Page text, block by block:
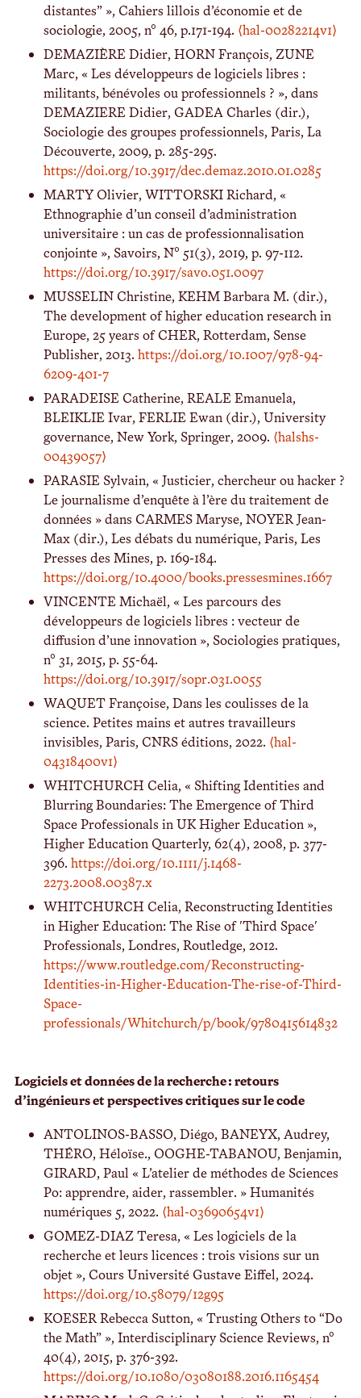
distantes” », Cahiers lillois d’économie et de
sociologie, 2005, n° 46, p.171-194. ⟨hal-00282214v1⟩
DEMAZIÈRE Didier, HORN François, ZUNE
Marc, « Les développeurs de logiciels libres :
militants, bénévoles ou professionnels ? », dans
DEMAZIERE Didier, GADEA Charles (dir.),
Sociologie des groupes professionnels, Paris, La
Découverte, 2009, p. 285-295.
https://doi.org/10.3917/dec.demaz.2010.01.0285
MARTY Olivier, WITTORSKI Richard, «
Ethnographie d’un conseil d’administration
universitaire : un cas de professionnalisation
conjointe », Savoirs, N° 51(3), 2019, p. 97-112.
https://doi.org/10.3917/savo.051.0097
MUSSELIN Christine, KEHM Barbara M. (dir.),
The development of higher education research in
Europe, 25 years of CHER, Rotterdam, Sense
Publisher, 2013. https://doi.org/10.1007/978-94-
6209-401-7
PARADEISE Catherine, REALE Emanuela,
BLEIKLIE Ivar, FERLIE Ewan (dir.), University
governance, New York, Springer, 2009. ⟨halshs-
00439057⟩
PARASIE Sylvain, « Justicier, chercheur ou hacker ?
Le journalisme d’enquête à l’ère du traitement de
données » dans CARMES Maryse, NOYER Jean-
Max (dir.), Les débats du numérique, Paris, Les
Presses des Mines, p. 169-184.
https://doi.org/10.4000/books.pressesmines.1667
VINCENTE Michaël, « Les parcours des
développeurs de logiciels libres : vecteur de
diffusion d’une innovation », Sociologies pratiques,
n° 31, 2015, p. 55-64.
https://doi.org/10.3917/sopr.031.0055
WAQUET Françoise, Dans les coulisses de la
science. Petites mains et autres travailleurs
invisibles, Paris, CNRS éditions, 2022. ⟨hal-
04318400v1⟩
WHITCHURCH Celia, « Shifting Identities and
Blurring Boundaries: The Emergence of Third
Space Professionals in UK Higher Education »,
Higher Education Quarterly, 62(4), 2008, p. 377-
396. https://doi.org/10.1111/j.1468-
2273.2008.00387.x
WHITCHURCH Celia, Reconstructing Identities
in Higher Education: The Rise of 'Third Space'
Professionals, Londres, Routledge, 2012.
https://www.routledge.com/Reconstructing-
Identities-in-Higher-Education-The-rise-of-Third-
Space-
professionals/Whitchurch/p/book/9780415614832
Logiciels et données de la recherche : retours
d’ingénieurs et perspectives critiques sur le code
ANTOLINOS-BASSO, Diégo, BANEYX, Audrey,
THÉRO, Héloïse., OOGHE-TABANOU, Benjamin,
GIRARD, Paul « L’atelier de méthodes de Sciences
Po: apprendre, aider, rassembler. » Humanités
numériques 5, 2022. ⟨hal-03690654v1⟩
GOMEZ-DIAZ Teresa, « Les logiciels de la
recherche et leurs licences : trois visions sur un
objet », Cours Université Gustave Eiffel, 2024.
https://doi.org/10.58079/12g95
KOESER Rebecca Sutton, « Trusting Others to “Do
the Math” », Interdisciplinary Science Reviews, n°
40(4), 2015, p. 376-392.
https://doi.org/10.1080/03080188.2016.1165454